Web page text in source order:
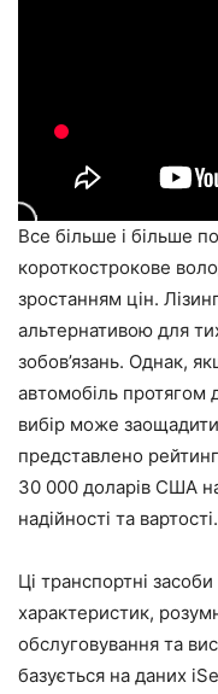
Все більше і більше
короткострокове
зростанням цін.
альтернативою для
зобов’язань. Однак,
автомобіль протягом
вибір може
представлено
30 000 доларів США
надійності та вартості.
Ці транспортні
характеристик,
обслуговування та
базується на даних